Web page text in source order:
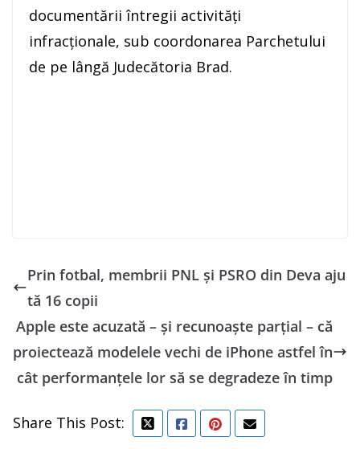
documentării întregii activităţi
infracţionale, sub coordonarea Parchetului
de pe lângă Judecătoria Brad.
Prin fotbal, membrii PNL și PSRO din Deva aju
tă 16 copii
Apple este acuzată – şi recunoaşte parţial – că
proiectează modelele vechi de iPhone astfel în
cât performanţele lor să se degradeze în timp
Share This Post: